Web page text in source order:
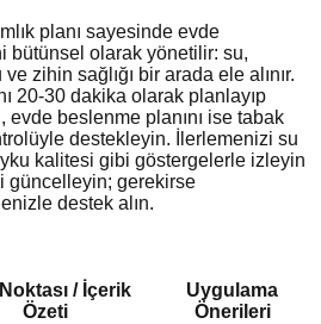
planı sayesinde evde
bütünsel olarak yönetilir: su,
zihin sağlığı bir arada ele alınır.
20-30 dakika olarak planlayıp
evde beslenme planını ise tabak
destekleyin. İlerlemenizi su
kalitesi gibi göstergelerle izleyin
güncelleyin; gerekirse
destek alın.
/ İçerik
Özeti
Uygulama
Önerileri